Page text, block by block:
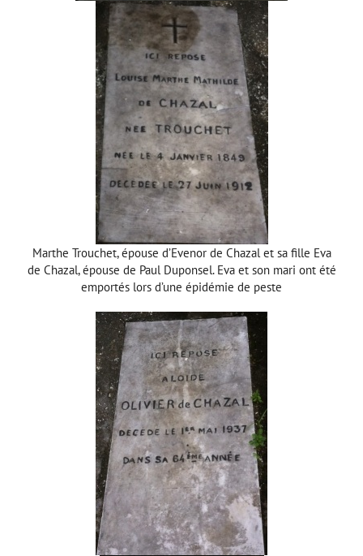
Marthe Trouchet, épouse d’Evenor de Chazal et sa fille Eva
de Chazal, épouse de Paul Duponsel. Eva et son mari ont été
emportés lors d’une épidémie de peste